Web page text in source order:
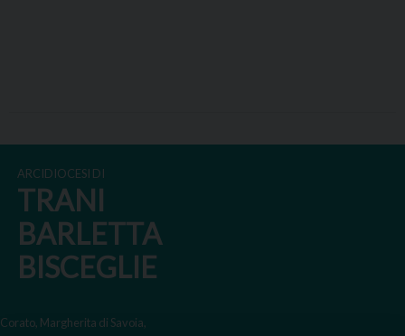
ARCIDIOCESI DI
TRANI
BARLETTA
BISCEGLIE
Corato, Margherita di Savoia,